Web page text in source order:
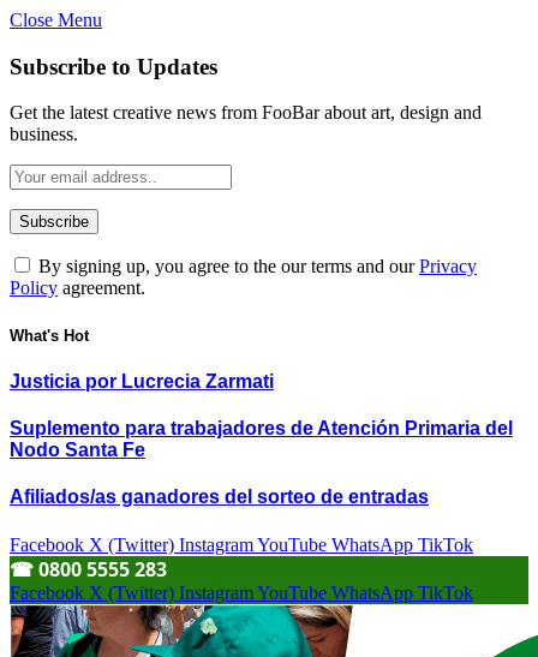
Close Menu
Subscribe to Updates
Get the latest creative news from FooBar about art, design and
business.
By signing up, you agree to the our terms and ourPrivacy
Policy agreement.
What's Hot
Justicia por Lucrecia Zarmati
Suplemento para trabajadores de Atención Primaria del
Nodo Santa Fe
Afiliados/as ganadores del sorteo de entradas
Facebook X (Twitter) InstagramYouTube WhatsApp TikTok
☎︎ 0800 5555 283
Facebook X (Twitter) InstagramYouTube WhatsApp TikTok